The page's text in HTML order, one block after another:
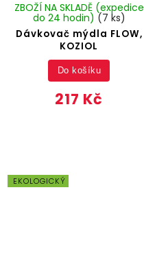
Dávkovač mýdla FLOW,
KOZIOL
ZBOŽÍ NA SKLADĚ (expedice
do 24 hodin) (7 ks)
217 Kč
Do košíku
EKOLOGICKÝ